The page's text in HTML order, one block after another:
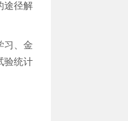
途径解
习、金
验统计